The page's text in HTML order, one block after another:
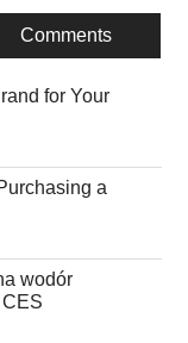
Comments
for Your
a
wodór